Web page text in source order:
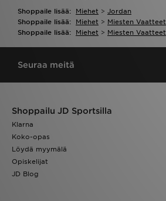
Shoppaile lisää: Miehet > Jordan
Shoppaile lisää:
Miehet > Miesten Vaatteet
Shoppaile lisää:
Miehet > Miesten Vaatteet
Seuraa meitä
Shoppailu JD Sportsilla
Klarna
Koko-opas
Löydä myymälä
Opiskelijat
JD Blog